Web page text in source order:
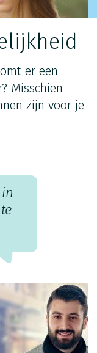
er een
Misschien
zijn voor je